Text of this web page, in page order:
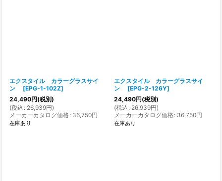
エクスタイル カラーグラスサイ
ン
[EPG-1-102Z]
24,490円(税別)
(税込 : 26,939円)
メーカーカタログ価格: 36,750円
在庫あり
エクスタイル カラーグラスサイ
ン
[EPG-2-126Y]
24,490円(税別)
(税込 : 26,939円)
メーカーカタログ価格: 36,750円
在庫あり